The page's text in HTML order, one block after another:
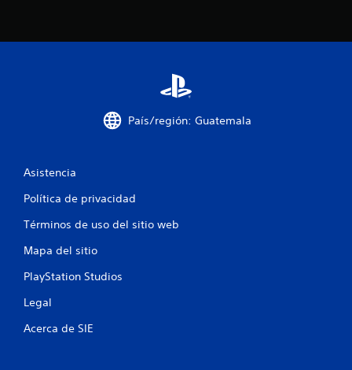
País/región: Guatemala
Asistencia
Política de privacidad
Términos de uso del sitio web
Mapa del sitio
PlayStation Studios
Legal
Acerca de SIE